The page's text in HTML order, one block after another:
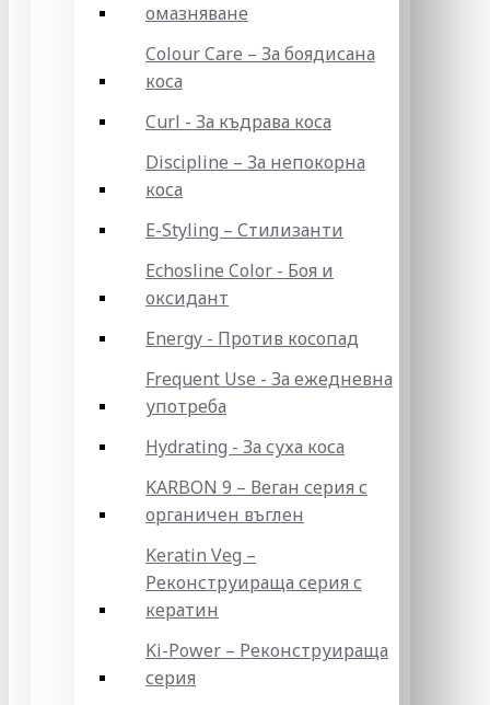
омазняване
Colour Care – За боядисана
коса
Curl - За къдрава коса
Discipline – За непокорна
коса
E-Styling – Стилизанти
Echosline Color - Боя и
оксидант
Energy - Против косопад
Frequent Use - За ежедневна
употреба
Hydrating - За суха коса
KARBON 9 – Веган серия с
органичен въглен
Keratin Veg –
Реконструираща серия с
кератин
Ki-Power – Реконструираща
серия